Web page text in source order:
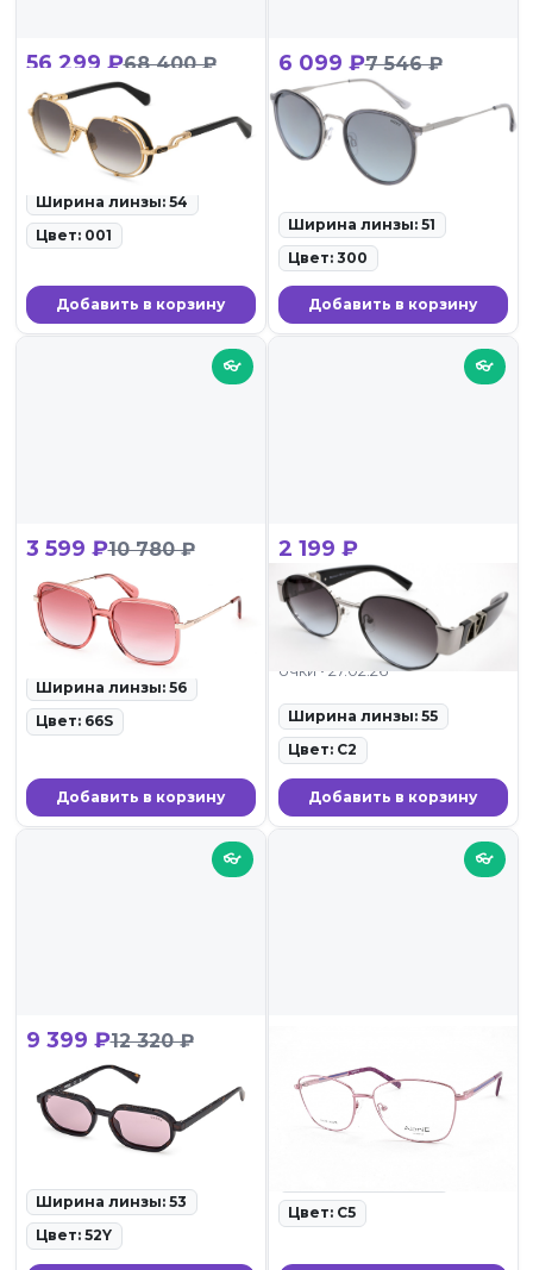
56 299 ₽68 400 ₽
Cazal 9507 001
ID: 134431 • Солнцезащитные
очки • 28.02.26
Ширина линзы: 54
Цвет: 001
Добавить в корзину
6 099 ₽7 546 ₽
MEXX 6440 300
ID: 133504 •
Солнцезащитные очки •
Ширина линзы: 51
Цвет: 300
Добавить в корзину
👓
3 599 ₽10 780 ₽
Max&Co MO 0083 66S
ID: 123149 • Солнцезащитные
очки • 28.02.26
Ширина линзы: 56
Цвет: 66S
Добавить в корзину
👓
2 199 ₽
LORENZO LOTTO 7151
C2
ID: 120169 • Солнцезащитные
очки • 27.02.26
Ширина линзы: 55
Цвет: C2
Добавить в корзину
👓
9 399 ₽12 320 ₽
Guess GUS 00233 52Y
ID: 119008 •
Солнцезащитные очки •
Ширина линзы: 53
Цвет: 52Y
👓
ALANIE 7978 C5
ID: 118989 • Оправы для
очков • 27.02.26
Цвет: C5